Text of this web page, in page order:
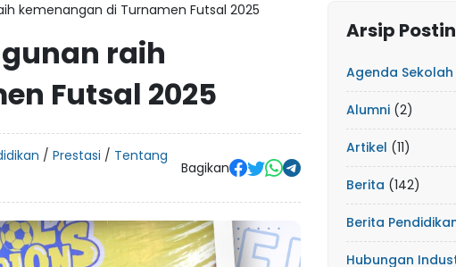
kemenangan di Turnamen Futsal 2025
raih
Futsal 2025
/ Prestasi / Tentang
Bagikan
Arsip
Agenda Sekolah
Alumni (2)
Artikel (11)
Berita (142)
Berita
Hubungan